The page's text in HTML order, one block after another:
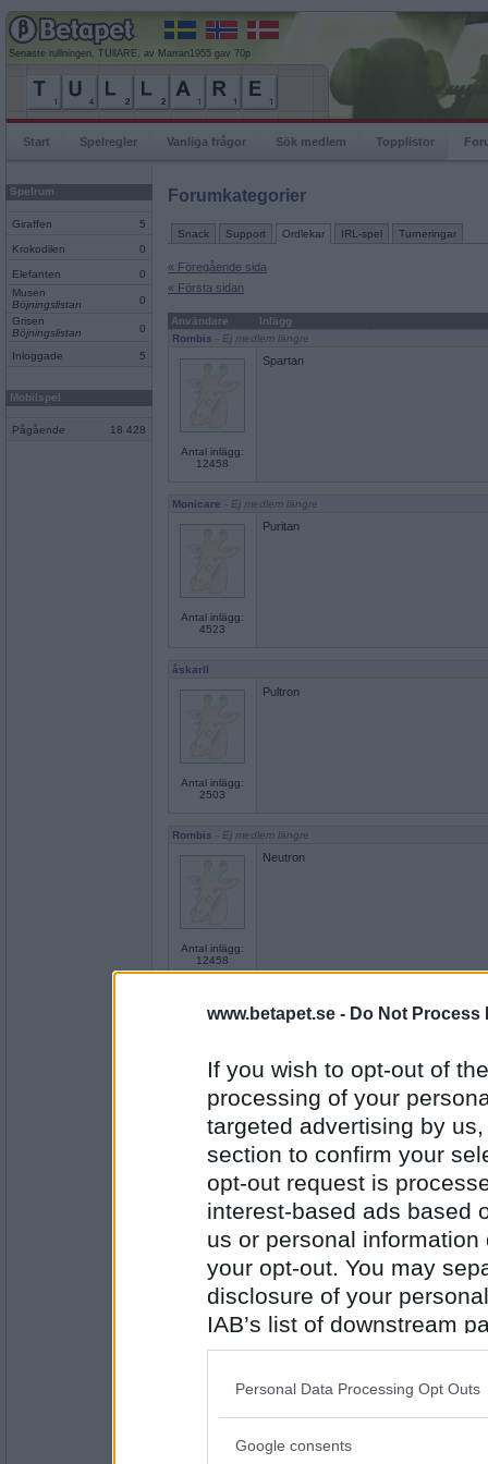
www.betapet.se - Do Not Process
If you wish to opt-out of
processing of your
targeted advertising by
section to confirm your
opt-out request is
interest-based ads based
us or personal
your opt-out. You may
disclosure of your
IAB’s list of downstream
also be disclosed by us
Downstream Participants
Please note that this
Personal Data Processing Opt Outs
Google consents
Senaste rullningen, TUllARE, av Marran1955 gav 70p
Start Spelregler Vanliga frågor Sök medlem Topplistor
Spelrum
Giraffen 5
Krokodilen 0
Elefanten
0
Musen
Böjningslistan
0
Grisen
Böjningslistan
0
Inloggade 5
Mobilspel
Pågående 18 428
Forumkategorier
Snack Support Ordlekar IRL-spel Turneringar
« Föregående sida
« Första sidan
Användare
Inlägg
Rombis - Ej medlem längre
Antal inlägg:
12458
Spartan
Monicare - Ej medlem längre
Antal inlägg:
4523
Puritan
åskarll
Antal inlägg:
2503
Pultron
Rombis - Ej medlem längre
Antal inlägg:
12458
Neutron
Antal inlägg:
11487
Tornrum
Rombis- Ej medlem längre
Antal inlägg:
12458
Provrum
melianna- Ej medlem längre
Antal inlägg:
Rovdjur